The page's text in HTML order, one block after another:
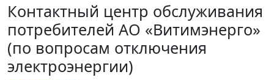
Контактный центр обслуживания
потребителей АО «Витимэнерго»
(по вопросам отключения
электроэнергии)